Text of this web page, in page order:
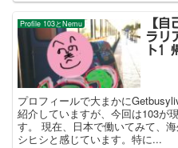
Profile 103とNemu
【
ラリ
ト1
プロフィールで大まかに
紹介していますが、今回は103が
す。 現在、日本で働いてみて、
シヒシと感じています。特に...